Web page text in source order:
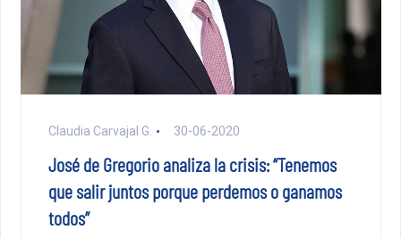
Claudia Carvajal G. 30-06-2020
José de Gregorio analiza la crisis: “Tenemos
que salir juntos porque perdemos o ganamos
todos”